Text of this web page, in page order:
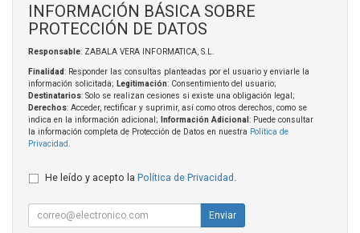
INFORMACIÓN BÁSICA SOBRE
PROTECCIÓN DE DATOS
Responsable: ZABALA VERA INFORMATICA, S.L.
Finalidad: Responder las consultas planteadas por el usuario y enviarle la
información solicitada; Legitimación: Consentimiento del usuario;
Destinatarios: Solo se realizan cesiones si existe una obligación legal;
Derechos: Acceder, rectificar y suprimir, así como otros derechos, como se
indica en la información adicional;
Información Adicional : Puede consultar
la información completa de Protección de Datos en nuestra Política de
Privacidad
He leído y acepto la Política de Privacidad
Enviar